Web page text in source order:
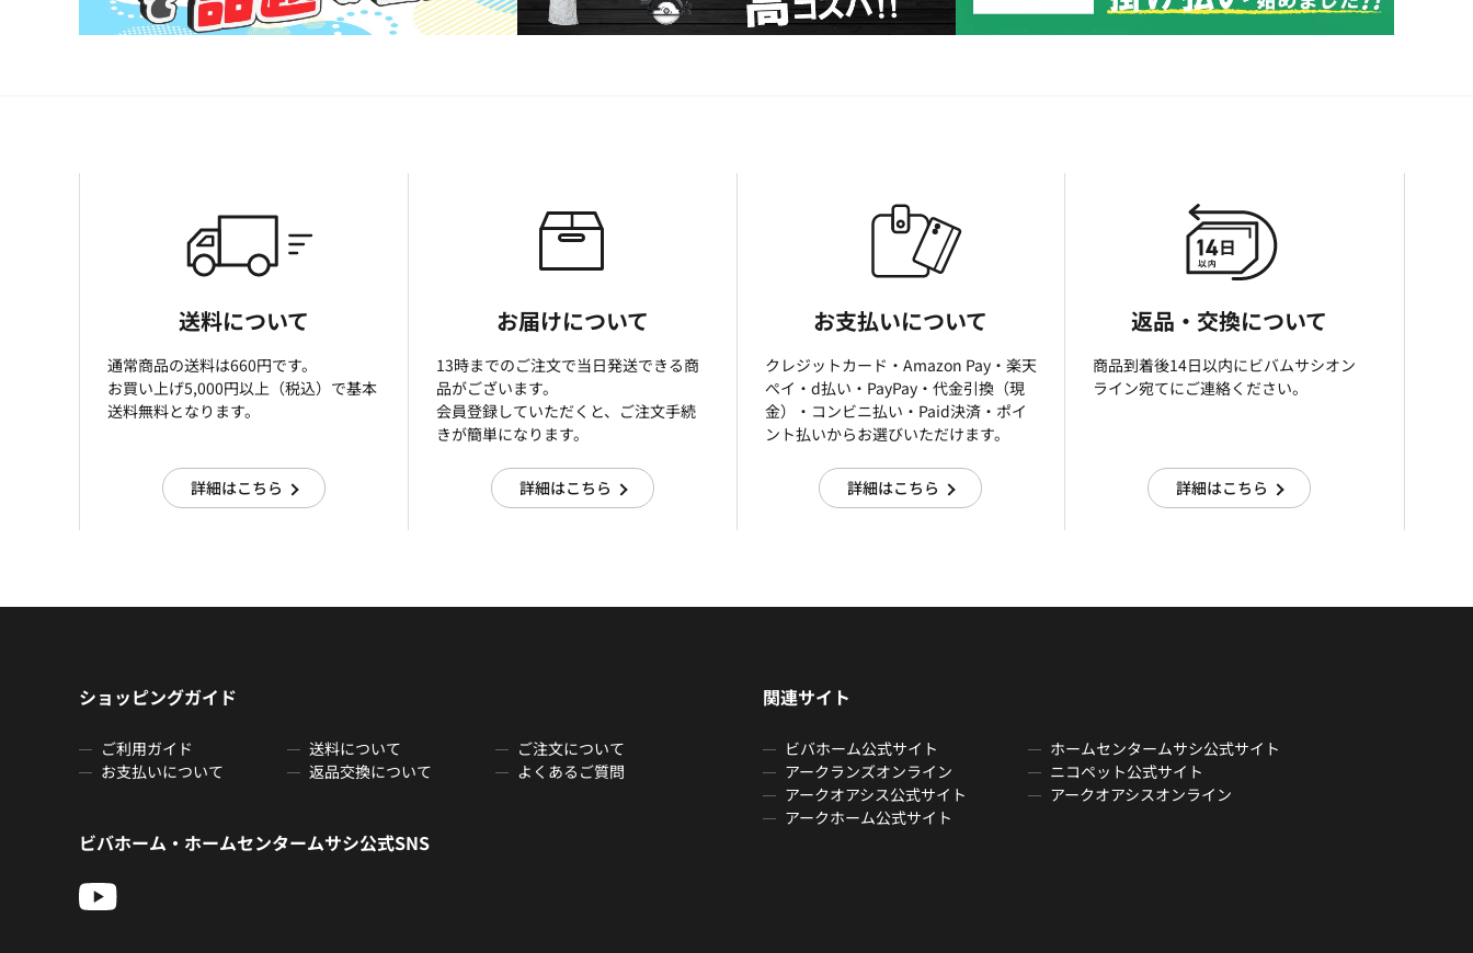
送料について
通常商品の送料は660円です。
お買い上げ5,000円以上（税込）で基本
送料無料となります。
詳細はこちら
お届けについて
13時までのご注文で当日発送できる商
品がございます。
会員登録していただくと、ご注文手続
きが簡単になります。
詳細はこちら
お支払いについて
クレジットカード・Amazon Pay・楽天
ぺイ・d払い・PayPay・代金引換（現
金）・コンビニ払い・Paid決済・ポイ
ント払いからお選びいただけます。
詳細はこちら
返品・交換について
商品到着後14日以内にビバムサシオン
ライン宛てにご連絡ください。
詳細はこちら
ショッピングガイド
ご利用ガイド 送料について
ご注文について
お支払いについて
返品交換について よくあるご質問
関連サイト
ビバホーム公式サイト
ホームセンタームサシ公式サイト
アークランズオンライン
ニコペット公式サイト
アークオアシス公式サイト
アークオアシスオンライン
アークホーム公式サイト
ビバホーム・ホームセンタームサシ公式SNS